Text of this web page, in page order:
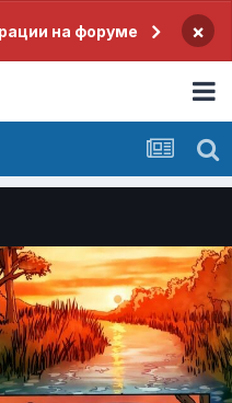
на форуме ×